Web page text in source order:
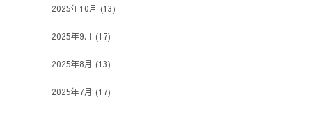
2025年10月 (13)
2025年9月 (17)
2025年8月 (13)
2025年7月 (17)